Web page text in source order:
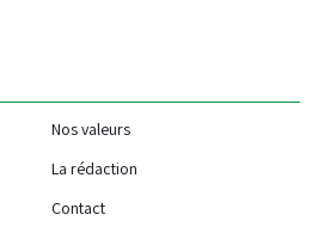
Nos valeurs
La rédaction
Contact